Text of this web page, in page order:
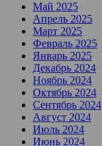
Май 2025
Апрель 2025
Март 2025
Февраль 2025
Январь 2025
Декабрь 2024
Ноябрь 2024
Октябрь 2024
Сентябрь 2024
Август 2024
Июль 2024
Июнь 2024